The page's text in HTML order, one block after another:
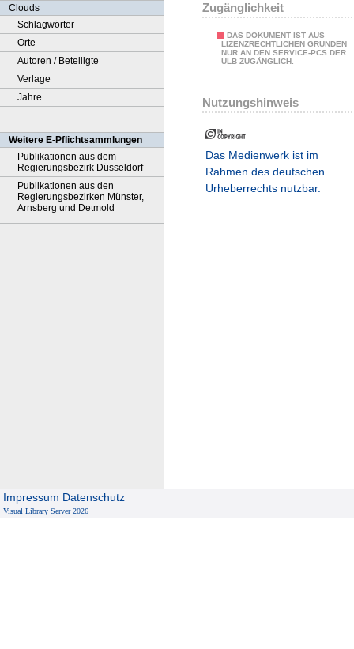
Clouds
Schlagwörter
Orte
Autoren / Beteiligte
Verlage
Jahre
Weitere E-Pflichtsammlungen
Publikationen aus dem
Regierungsbezirk Düsseldorf
Publikationen aus den
Regierungsbezirken Münster,
Arnsberg und Detmold
Zugänglichkeit
DAS DOKUMENT IST AUS
LIZENZRECHTLICHEN GRÜNDEN
NUR AN DEN SERVICE-PCS DER
ULB ZUGÄNGLICH.
Nutzungshinweis
Das Medienwerk ist im
Rahmen des deutschen
Urheberrechts nutzbar.
Impressum Datenschutz
Visual Library Server 2026